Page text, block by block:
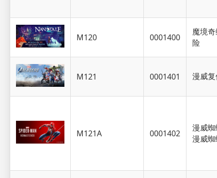
M120 0001400
魔境
险
M121 0001401 漫威
M121A 0001402
漫威
漫威